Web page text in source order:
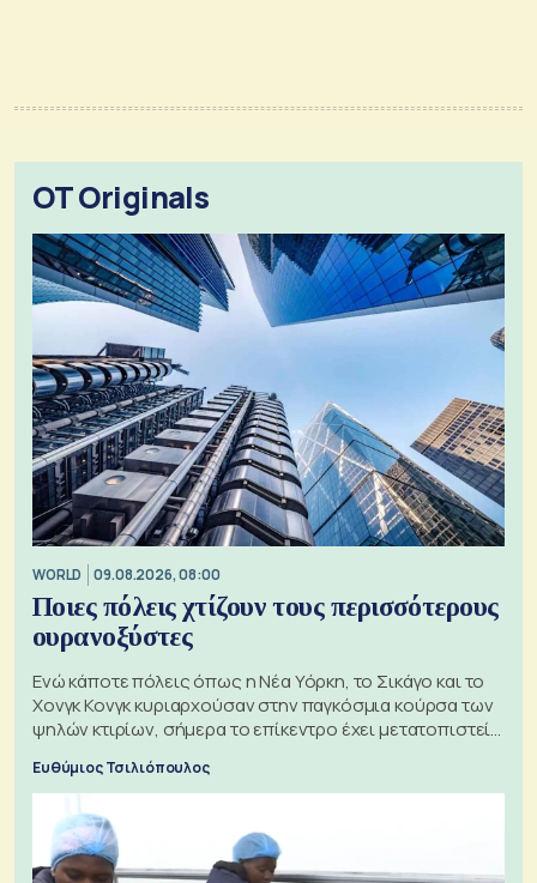
OT Originals
WORLD 09.08.2026, 08:00
Ποιες πόλεις χτίζουν τους περισσότερους
ουρανοξύστες
Ενώ κάποτε πόλεις όπως η Νέα Υόρκη, το Σικάγο και το
Χονγκ Κονγκ κυριαρχούσαν στην παγκόσμια κούρσα των
ψηλών κτιρίων, σήμερα το επίκεντρο έχει μετατοπιστεί
Ευθύμιος Τσιλιόπουλος